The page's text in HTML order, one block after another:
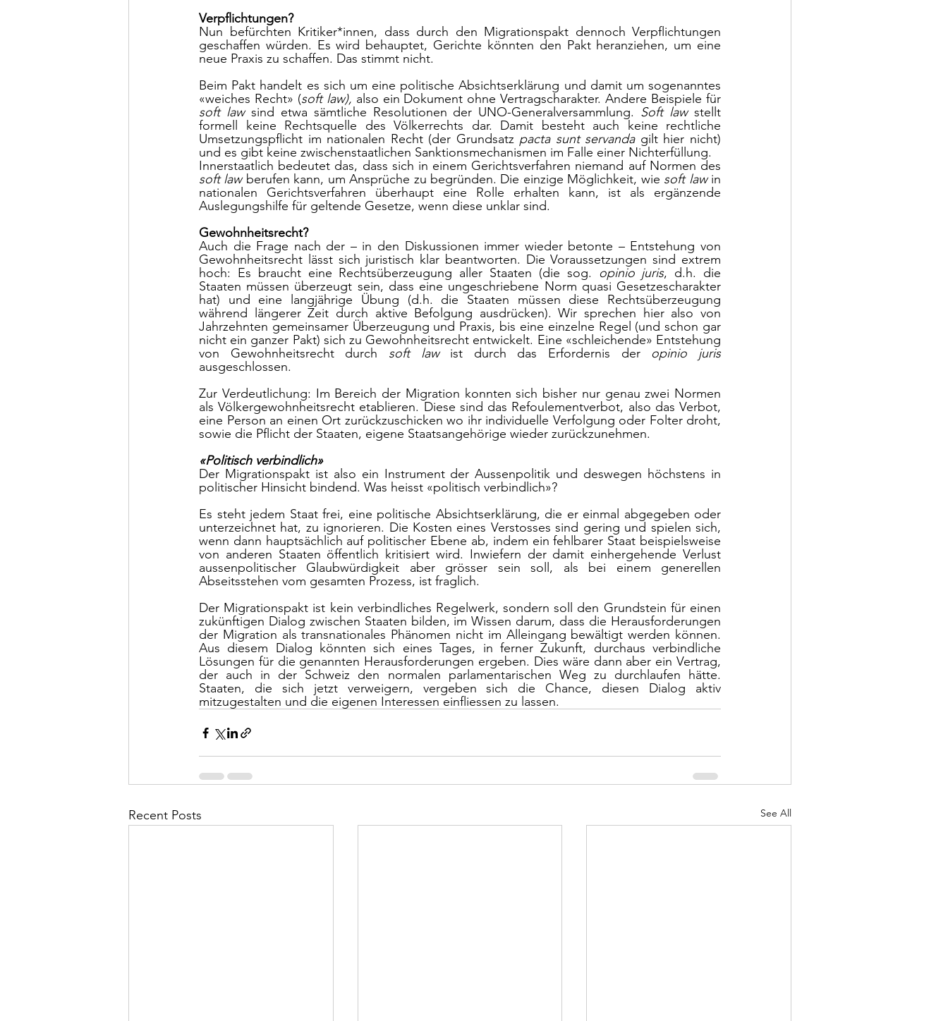
Verpflichtungen?
Nun befürchten Kritiker*innen, dass durch den Migrationspakt dennoch Verpflichtungen
geschaffen würden. Es wird behauptet, Gerichte könnten den Pakt heranziehen, um eine
neue Praxis zu schaffen. Das stimmt nicht.
Beim Pakt handelt es sich um eine politische Absichtserklärung und damit um sogenanntes
«weiches Recht» (soft law),
soft law sind etwa sämtliche Resolutionen der UNO-Generalversammlung. Soft law stellt
formell keine Rechtsquelle des Völkerrechts dar. Damit besteht auch keine rechtliche
Umsetzungspflicht im nationalen Recht (der Grundsatz pacta sunt servanda gilt hier nicht)
und es gibt keine zwischenstaatlichen Sanktionsmechanismen im Falle einer Nichterfüllung.
soft law berufen kann, um Ansprüche zu begründen. Die einzige Möglichkeit, wie soft law in
nationalen Gerichtsverfahren überhaupt eine Rolle erhalten kann, ist als ergänzende
Auslegungshilfe für geltende Gesetze, wenn diese unklar sind.
Gewohnheitsrecht?
Auch die Frage nach der – in den Diskussionen immer wieder betonte – Entstehung von
Gewohnheitsrecht lässt sich juristisch klar beantworten. Die Voraussetzungen sind extrem
hoch: Es braucht eine Rechtsüberzeugung aller Staaten (die sog.
opinio juris, d.h. die
Staaten müssen überzeugt sein, dass eine ungeschriebene Norm quasi Gesetzescharakter
hat) und eine langjährige Übung (d.h. die Staaten müssen diese Rechtsüberzeugung
während längerer Zeit durch aktive Befolgung ausdrücken). Wir sprechen hier also von
Jahrzehnten gemeinsamer Überzeugung und Praxis, bis eine einzelne Regel (und schon gar
nicht ein ganzer Pakt) sich zu Gewohnheitsrecht entwickelt. Eine «schleichende» Entstehung
von Gewohnheitsrecht durch soft law ist durch das Erfordernis der opinio juris
ausgeschlossen.
Zur Verdeutlichung: Im Bereich der Migration konnten sich bisher nur genau zwei Normen
als Völkergewohnheitsrecht etablieren. Diese sind das Refoulementverbot, also das Verbot,
eine Person an einen Ort zurückzuschicken wo ihr individuelle Verfolgung oder Folter droht,
sowie die Pflicht der Staaten, eigene Staatsangehörige wieder zurückzunehmen.
«Politisch verbindlich»
Der Migrationspakt ist also ein Instrument der Aussenpolitik und deswegen höchstens in
politischer Hinsicht bindend. Was heisst «politisch verbindlich»?
Es steht jedem Staat frei, eine politische Absichtserklärung, die er einmal abgegeben oder
unterzeichnet hat, zu ignorieren. Die Kosten eines Verstosses sind gering und spielen sich,
wenn dann hauptsächlich auf politischer Ebene ab, indem ein fehlbarer Staat beispielsweise
von anderen Staaten öffentlich kritisiert wird. Inwiefern der damit einhergehende Verlust
aussenpolitischer Glaubwürdigkeit aber grösser sein soll, als bei einem generellen
Abseitsstehen vom gesamten Prozess, ist fraglich.
Der Migrationspakt ist kein verbindliches Regelwerk, sondern soll den Grundstein für einen
zukünftigen Dialog zwischen Staaten bilden, im Wissen darum, dass die Herausforderungen
der Migration als transnationales Phänomen nicht im Alleingang bewältigt werden können.
Aus diesem Dialog könnten sich eines Tages, in ferner Zukunft, durchaus verbindliche
Lösungen für die genannten Herausforderungen ergeben. Dies wäre dann aber ein Vertrag,
der auch in der Schweiz den normalen parlamentarischen Weg zu durchlaufen hätte.
Staaten, die sich jetzt verweigern, vergeben sich die Chance, diesen Dialog aktiv
mitzugestalten und die eigenen Interessen einfliessen zu lassen.
Recent Posts See All